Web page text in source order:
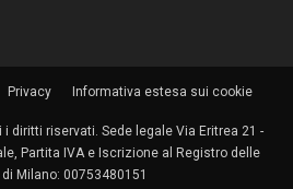
Privacy Informativa estesa sui cookie
i diritti riservati. Sede legale Via Eritrea 21 -
Partita IVA e Iscrizione al Registro delle
Milano: 00753480151